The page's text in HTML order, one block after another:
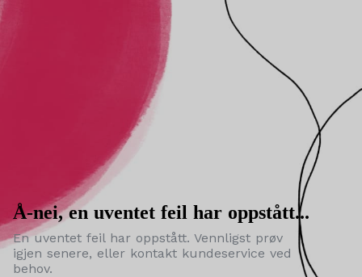
Å-nei, en uventet feil har oppstått...
En uventet feil har oppstått. Vennligst prøv
igjen senere, eller kontakt kundeservice ved
behov.